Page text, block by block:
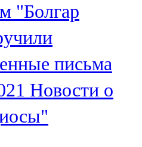
"Болгар
письма
Новости о